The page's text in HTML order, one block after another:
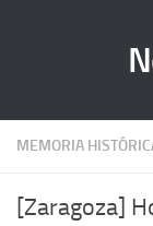
MEMORIA
[Zaragoza]